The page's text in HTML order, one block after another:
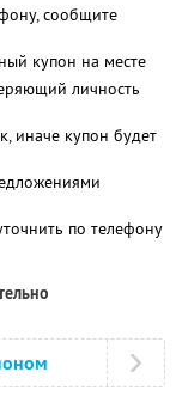
сообщите
купон на месте
личность
иначе купон будет
по телефону